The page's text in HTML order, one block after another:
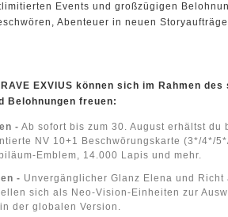
Events und großzügigen
Abenteuer in neuen
EXVIUS können sich im Rahmen des
Belohnungen freuen:
- Ab sofort bis zum 30. August erhältst du
NV 10+1 Beschwörungskarte (3*/4*/
Emblem, 14.000 Lapis und mehr.
- Unvergänglicher Glanz Elena und Richt
sich als Neo-Vision-Einheiten zur
der globalen Version.